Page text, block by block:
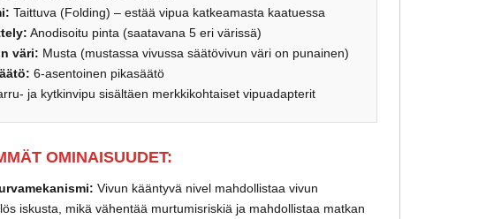
Taittuva (Folding) – estää vipua katkeamasta kaatuessa
Anodisoitu pinta (saatavana 5 eri värissä)
väri: Musta (mustassa vivussa säätövivun väri on punainen)
6-asentoinen pikasäätö
ja kytkinvipu sisältäen merkkikohtaiset vipuadapterit
OMINAISUUDET:
Vivun kääntyvä nivel mahdollistaa vivun
iskusta, mikä vähentää murtumisriskiä ja mahdollistaa matkan